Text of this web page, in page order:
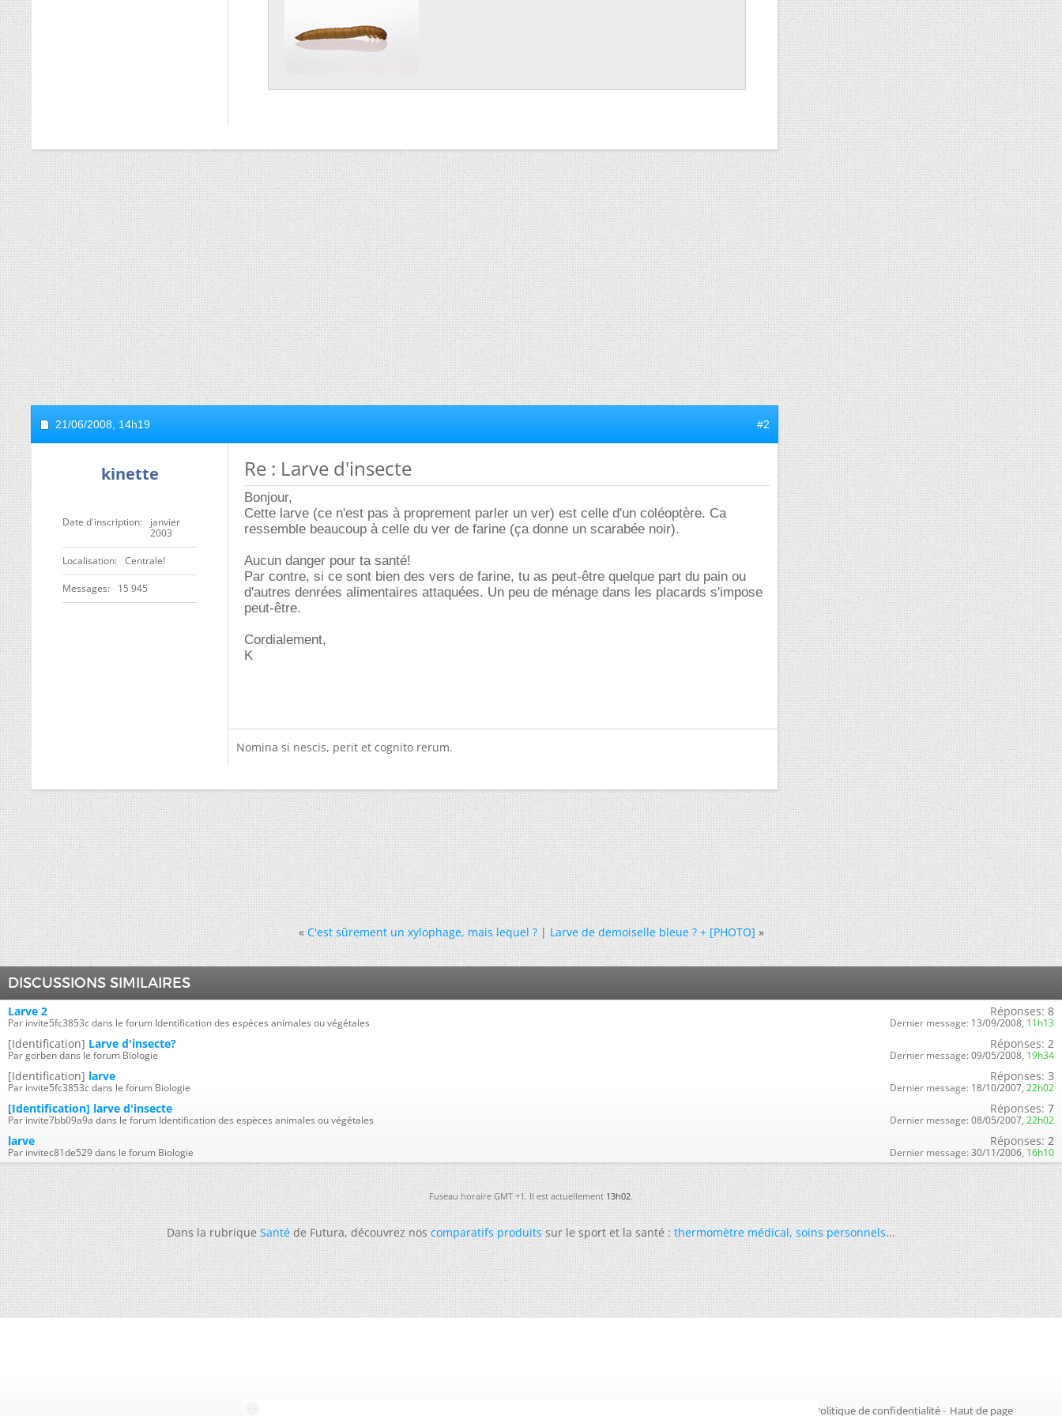
21/06/2008, 14h19 #2
kinette
Date d'inscription
janvier
2003
Localisation Centrale!
Messages 15 945
Re : Larve d'insecte
Bonjour,
Cette larve (ce n'est pas à proprement parler un ver) est celle d'un coléoptère. Ca
ressemble beaucoup à celle du ver de farine (ça donne un scarabée noir).
Aucun danger pour ta santé!
Par contre, si ce sont bien des vers de farine, tu as peut-être quelque part du pain ou
d'autres denrées alimentaires attaquées. Un peu de ménage dans les placards s'impose
peut-être.
Cordialement,
K
Nomina si nescis, perit et cognito rerum.
« C'est sûrement un xylophage, mais lequel ?|Larve de demoiselle bleue ? + [PHOTO] »
DISCUSSIONS SIMILAIRES
Larve 2
Par invite5fc3853c dans le forum Identification des espèces animales ou végétales
Réponses: 8
Dernier message: 13/09/2008, 11h13
[Identification] Larve d'insecte?
Par gorben dans le forum Biologie
Réponses: 2
Dernier message: 09/05/2008, 19h34
[Identification] larve
Par invite5fc3853c dans le forum Biologie
Réponses: 3
Dernier message: 18/10/2007, 22h02
[Identification] larve d'insecte
Par invite7bb09a9a dans le forum Identification des espèces animales ou végétales
Réponses: 7
Dernier message: 08/05/2007, 22h02
larve
Par invitec81de529 dans le forum Biologie
Réponses: 2
Dernier message: 30/11/2006, 16h10
Fuseau horaire GMT +1. Il est actuellement13h02.
Dans la rubriqueSantéde Futura, découvrez noscomparatifs produitssur le sport et la santé :thermomètre médical,soins personnels...
Politique de confidentialité- Haut de page